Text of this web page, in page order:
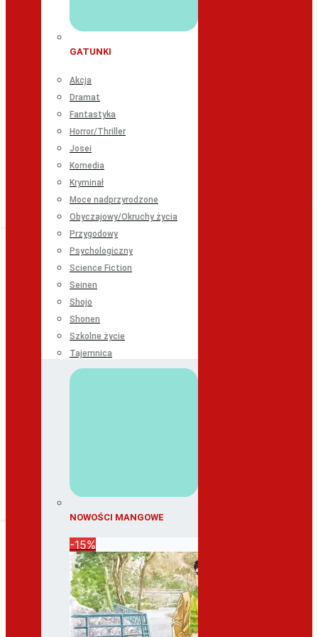
GATUNKI
Akcja
Dramat
Fantastyka
Horror/Thriller
Josei
Komedia
Kryminał
Moce nadprzyrodzone
Obyczajowy/Okruchy życia
Przygodowy
Psychologiczny
Science Fiction
Seinen
Shojo
Shonen
Szkolne życie
Tajemnica
NOWOŚCI MANGOWE
-15%